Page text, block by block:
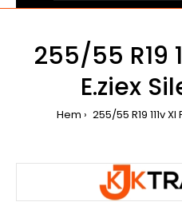
255/55 R19
E.ziex
Hem 255/55 R19 111v